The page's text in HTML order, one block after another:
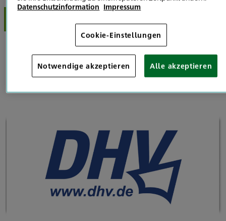
Berufsunfähigkeitsversicherung (BU) für
Gleitschirm- und Drachenpiloten/-Innen
Datenschutzinformation Impressum
Cookie-Einstellungen
Notwendige akzeptieren Alle akzeptieren